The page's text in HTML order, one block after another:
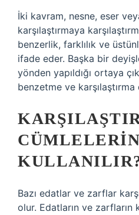
İki kavram, nesne, eser
karşılaştırmaya
benzerlik, farklılık ve
ifade eder. Başka bir
yönden yapıldığı ortaya
benzetme ve karşılaştırma
Bazı edatlar ve zarflar
olur. Edatların ve zarfların